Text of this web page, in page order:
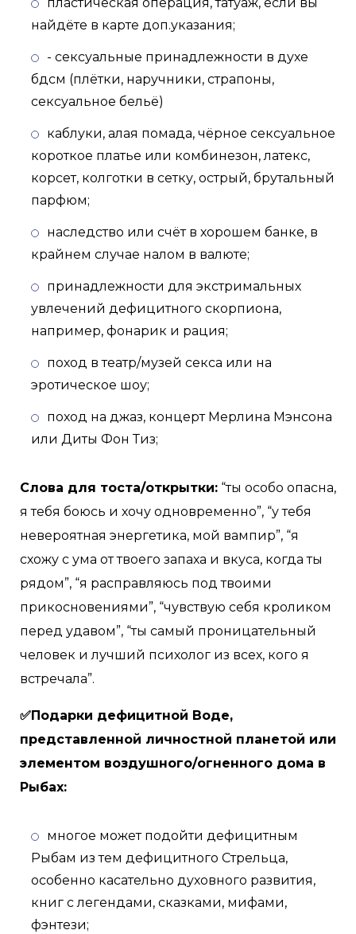
найдёте в карте доп.указания;
- сексуальные принадлежности в духе
бдсм (плётки, наручники, страпоны,
сексуальное бельё)
каблуки, алая помада, чёрное сексуальное
короткое платье или комбинезон, латекс,
корсет, колготки в сетку, острый, брутальный
парфюм;
наследство или счёт в хорошем банке, в
крайнем случае налом в валюте;
принадлежности для экстримальных
увлечений дефицитного скорпиона,
например, фонарик и рация;
поход в театр/музей секса или на
эротическое шоу;
поход на джаз, концерт Мерлина Мэнсона
или Диты Фон Тиз;
Слова для тоста/открытки: “ты особо опасна,
я тебя боюсь и хочу одновременно”, “у тебя
невероятная энергетика, мой вампир”, “я
схожу с ума от твоего запаха и вкуса, когда ты
рядом”, “я расправляюсь под твоими
прикосновениями”, “чувствую себя кроликом
перед удавом”, “ты самый проницательный
человек и лучший психолог из всех, кого я
встречала”.
✅Подарки дефицитной Воде,
представленной личностной планетой или
элементом воздушного/огненного дома в
Рыбах:
многое может подойти дефицитным
Рыбам из тем дефицитного Стрельца,
особенно касательно духовного развития,
книг с легендами, сказками, мифами,
фэнтези;